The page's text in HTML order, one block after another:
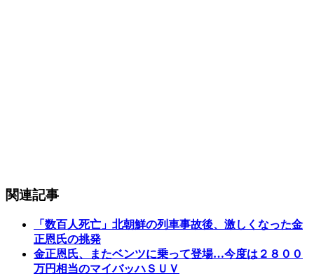
関連記事
「数百人死亡」北朝鮮の列車事故後、激しくなった金
正恩氏の挑発
金正恩氏、またベンツに乗って登場…今度は２８００
万円相当のマイバッハＳＵＶ